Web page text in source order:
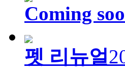
Coming
펫 리뉴얼